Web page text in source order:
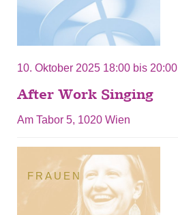
10. Oktober 2025 18:00 bis 20:00
After Work Singing
Am Tabor 5, 1020 Wien
FRAUEN